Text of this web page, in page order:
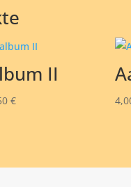
II
€